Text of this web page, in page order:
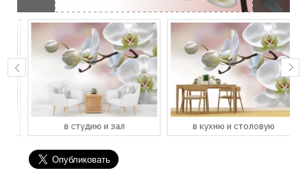
в студию и зал в кухню и столовую